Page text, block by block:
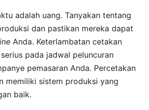
adalah uang. Tanyakan tentang
dan pastikan mereka dapat
Anda. Keterlambatan cetakan
pada jadwal peluncuran
pemasaran Anda. Percetakan
memiliki sistem produksi yang
baik.